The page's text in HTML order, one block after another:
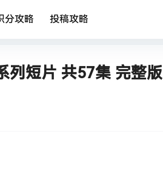
分攻略 投稿攻略
列短片 共57集 完整版